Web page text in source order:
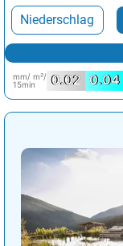
Niederschlag
mm/ m²/
15min
0.02 0.04